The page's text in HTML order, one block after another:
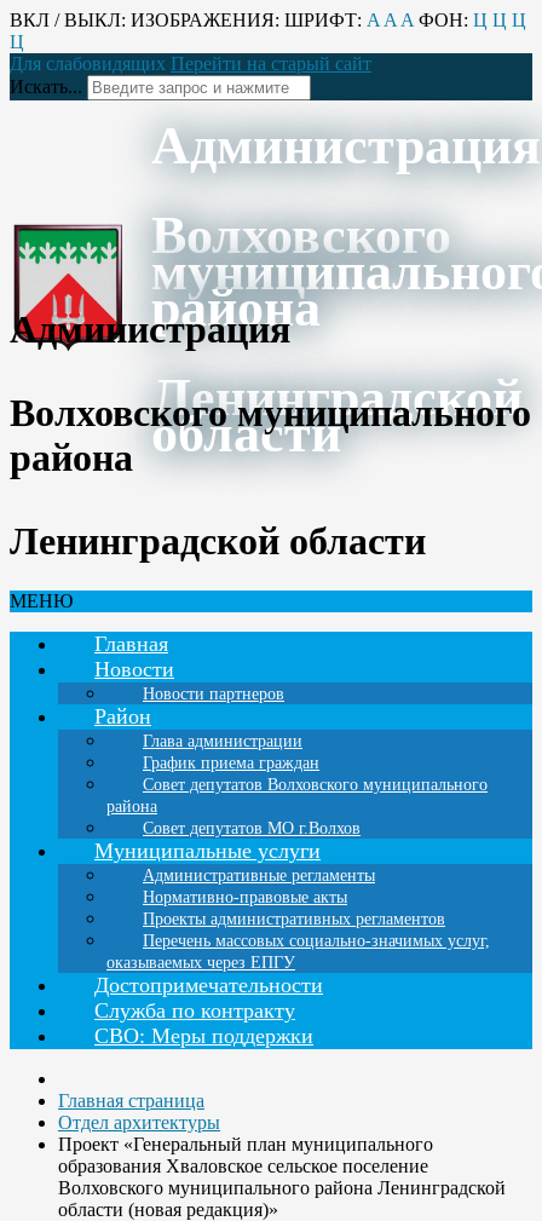
ВКЛ / ВЫКЛ: ИЗОБРАЖЕНИЯ: ШРИФТ: A A A ФОН: Ц Ц Ц
Ц
Для слабовидящих Перейти на старый сайт
Искать...
Администрация
Волховского
района
Ленинградской
области
Администрация
Волховского муниципального
района
Ленинградской области
МЕНЮ
Главная
Новости
Новости партнеров
Район
Глава администрации
График приема граждан
Совет депутатов Волховского муниципального
района
Совет депутатов МО г.Волхов
Муниципальные услуги
Административные регламенты
Нормативно-правовые акты
Проекты административных регламентов
Перечень массовых социально-значимых услуг,
оказываемых через ЕПГУ
Достопримечательности
Служба по контракту
СВО: Меры поддержки
Главная страница
Отдел архитектуры
Проект «Генеральный план муниципального
образования Хваловское сельское поселение
Волховского муниципального района Ленинградской
области (новая редакция)»